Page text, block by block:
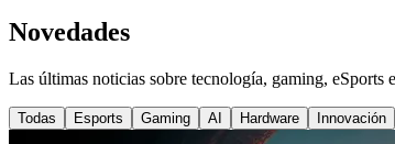
Novedades
Las últimas noticias sobre tecnología, gaming,
Todas Esports Gaming AI Hardware Innovación